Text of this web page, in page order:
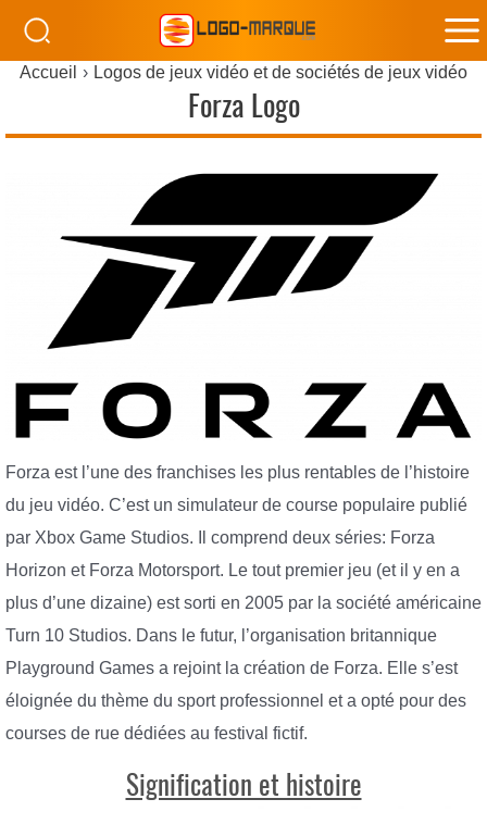
Accueil Logos de jeux vidéo et de sociétés de jeux vidéo
Forza Logo
Forza est l’une des franchises les plus rentables de l’histoire
du jeu vidéo. C’est un simulateur de course populaire publié
par Xbox Game Studios. Il comprend deux séries: Forza
Horizon et Forza Motorsport. Le tout premier jeu (et il y en a
plus d’une dizaine) est sorti en 2005 par la société américaine
Turn 10 Studios. Dans le futur, l’organisation britannique
Playground Games a rejoint la création de Forza. Elle s’est
éloignée du thème du sport professionnel et a opté pour des
courses de rue dédiées au festival fictif.
Signification et histoire